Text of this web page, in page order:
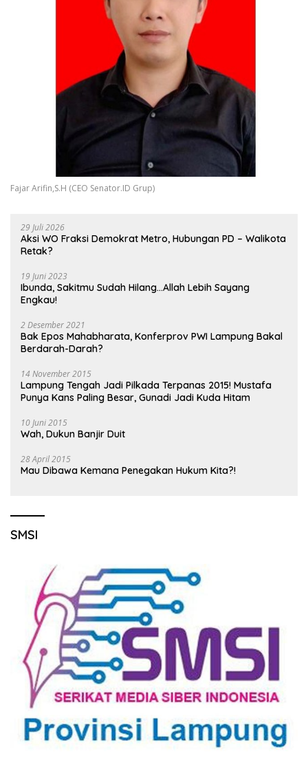
Fajar Arifin,S.H (CEO Senator.ID Grup)
29 Juli 2026
Aksi WO Fraksi Demokrat Metro, Hubungan PD – Walikota
Retak?
19 Juni 2023
Ibunda, Sakitmu Sudah Hilang…Allah Lebih Sayang
Engkau!
2 Desember 2021
Bak Epos Mahabharata, Konferprov PWI Lampung Bakal
Berdarah-Darah?
14 November 2015
Lampung Tengah Jadi Pilkada Terpanas 2015! Mustafa
Punya Kans Paling Besar, Gunadi Jadi Kuda Hitam
10 Juni 2015
Wah, Dukun Banjir Duit
28 April 2015
Mau Dibawa Kemana Penegakan Hukum Kita?!
SMSI